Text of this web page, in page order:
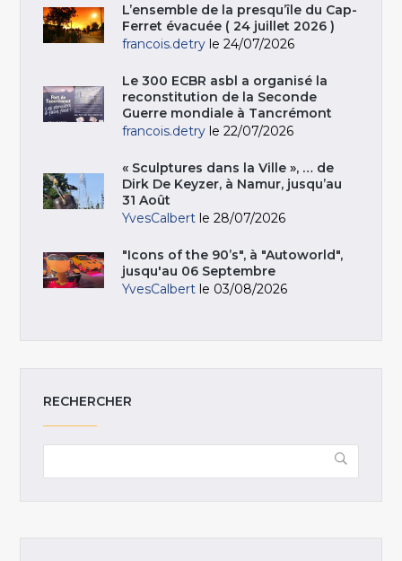
L’ensemble de la presqu’île du Cap-
Ferret évacuée ( 24 juillet 2026 )
francois.detry le 24/07/2026
Le 300 ECBR asbl a organisé la
reconstitution de la Seconde
Guerre mondiale à Tancrémont
francois.detry le 22/07/2026
« Sculptures dans la Ville », … de
Dirk De Keyzer, à Namur, jusqu’au
31 Août
YvesCalbert le 28/07/2026
"Icons of the 90’s", à "Autoworld",
jusqu'au 06 Septembre
YvesCalbert le 03/08/2026
RECHERCHER